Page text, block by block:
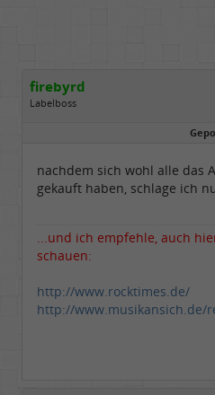
firebyrd
Labelboss
Hausgeburt
nachdem sich wohl alle das
gekauft haben, schlage ich
...und ich empfehle, auch
schauen:
http://www.rocktimes.de/
http://www.musikansich.de/